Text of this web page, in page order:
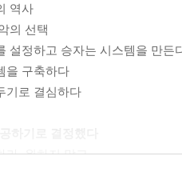
역사
의 선택
설정하고 승자는 시스템을 만든
을 구축하다
기로 결심하다
라. 원하지 말고